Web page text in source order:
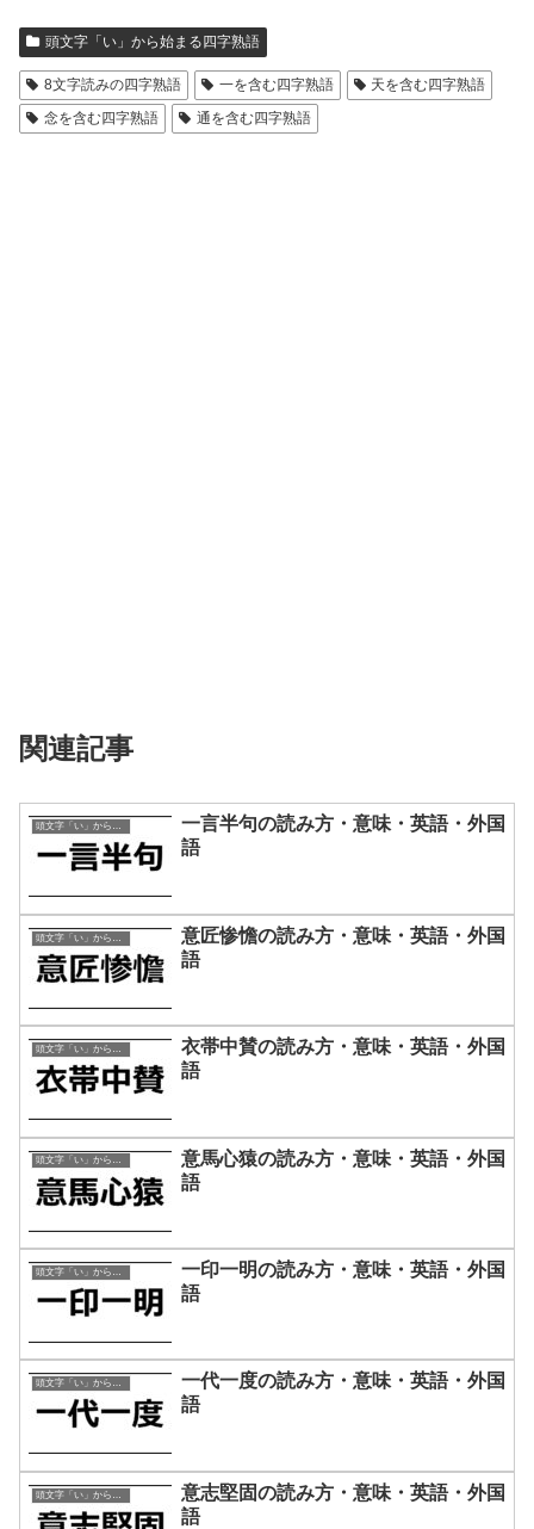
頭文字「い」から始まる四字熟語
8文字読みの四字熟語 一を含む四字熟語
天を含む四字熟語
念を含む四字熟語
通を含む四字熟語
関連記事
頭文字「い」から始まる四字熟語
一言半句の読み方・意味・英語・外国
語
意匠惨憺の読み方・意味・英語・外国
語
頭文字「い」から始まる四字熟語
衣帯中賛の読み方・意味・英語・外国
語
頭文字「い」から始まる四字熟語
意馬心猿の読み方・意味・英語・外国
語
頭文字「い」から始まる四字熟語
一印一明の読み方・意味・英語・外国
語
頭文字「い」から始まる四字熟語
一代一度の読み方・意味・英語・外国
語
意志堅固の読み方・意味・英語・外国
語